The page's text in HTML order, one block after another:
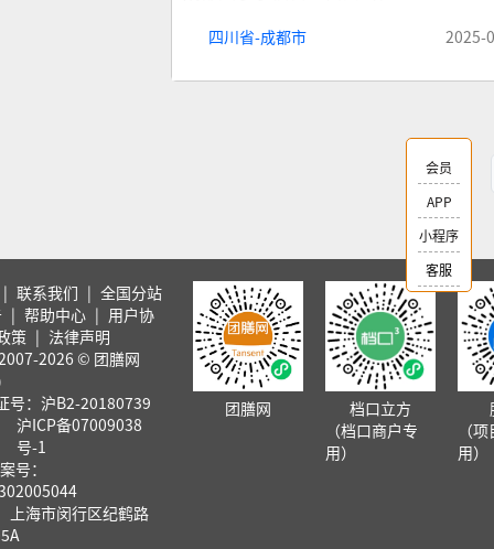
四川省-成都市 2025-
| 联系我们 | 全国分站
| 帮助中心 | 用户协
策 | 法律声明
2026 © 团膳网
号：沪B2-20180739
沪ICP备07009038
号-1
号：
上海市闵行区纪鹤路
团膳网
档口立方
（档口商户专
用）
（
用）
会员
APP
小程序
客服